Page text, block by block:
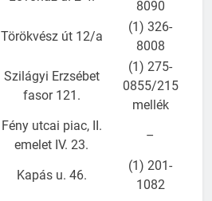
8090
Törökvész út 12/a
(1) 326-
8008
Szilágyi Erzsébet
fasor 121.
(1) 275-
0855/215
mellék
Fény utcai piac, II.
emelet IV. 23.
–
Kapás u. 46.
(1) 201-
1082